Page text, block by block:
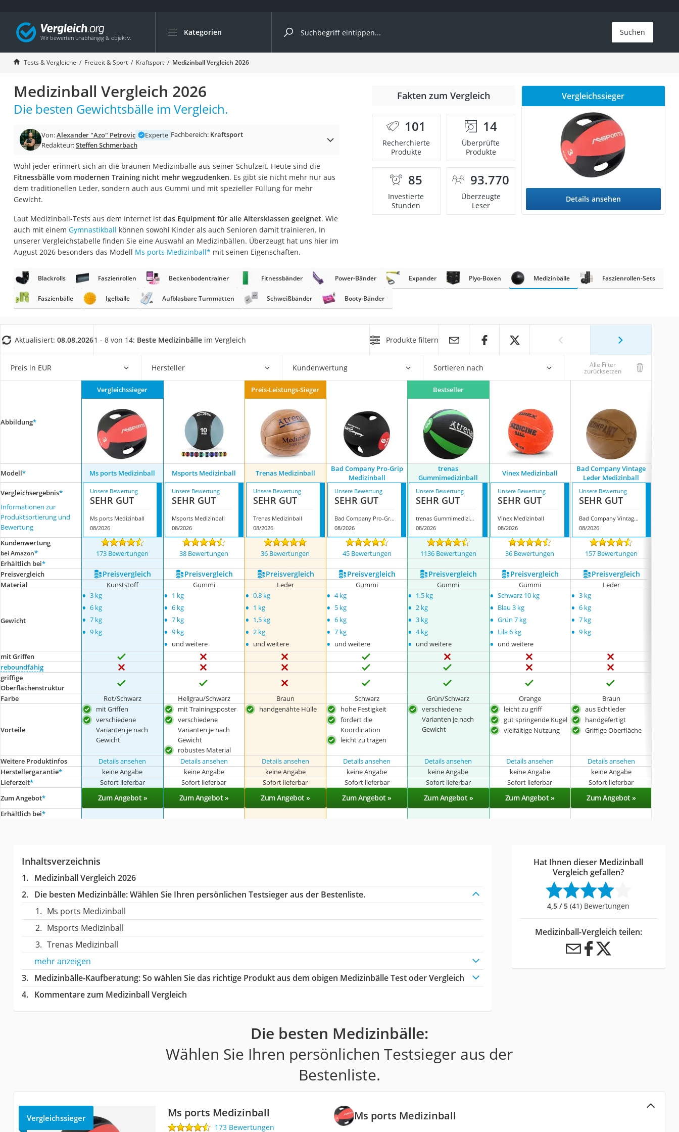
Kategorien
Die beliebtesten Vergleiche nach Kategorie
Freizeit & Sport
Gartentrampolin
Trampolin
Metalldetektor
Eufab-Fahrradträger
Trampolin 366 cm
Aluminium-Koffer
Futterboot
E-Bike-Dreirad
Trekkingschuhe Herren
Reisetasche mit Rollen
Koffer
Nachtsichtgerät
Wanderschuhe Herren
Sicherheitsweste Reiten
Suchen
Tests & Vergleiche Freizeit & Sport Kraftsport Medizinball Vergleich 2026
Medizinball Vergleich 2026
Die besten Gewichtsbälle im Vergleich.
Von:Alexander "Azo" Petrovic Experte Fachbereich: Kraftsport
Redakteur:Steffen Schmerbach
Wohl jeder erinnert sich an die braunen Medizinbälle aus seiner Schulzeit. Heute sind die
Fitnessbälle vom modernen Training nicht mehr wegzudenken. Es gibt sie nicht mehr nur aus
dem traditionellen Leder, sondern auch aus Gummi und mit spezieller Füllung für mehr
Gewicht.
Laut Medizinball-Tests aus dem Internet ist das Equipment für alle Altersklassen geeignet. Wie
auch mit einem Gymnastikball können sowohl Kinder als auch Senioren damit trainieren. In
unserer Vergleichstabelle finden Sie eine Auswahl an Medizinbällen. Überzeugt hat uns hier im
August 2026 besonders das Modell Ms ports Medizinball* mit seinen Eigenschaften.
Fakten zum Vergleich
101
Recherchierte
Produkte
14
Überprüfte
Produkte
85
Investierte
Stunden
93.770
Überzeugte
Leser
Vergleichssieger
Details ansehen
Blackrolls Faszienrollen Beckenbodentrainer Fitnessbänder Power-Bänder Expander Plyo-Boxen Medizinbälle Faszienrollen-Sets
Faszienbälle Igelbälle Aufblasbare Turnmatten Schweißbänder Booty-Bänder
Aktualisiert: 08.08.20261 - 8 von 14: Beste Medizinbälle im Vergleich Produkte filtern
Preis in EUR Hersteller Kundenwertung Sortieren nach Alle Filter
zurücksetzen
Abbildung*
Vergleichssieger Preis-Leistungs-Sieger Bestseller
Modell* Ms ports Medizinball Msports Medizinball Trenas Medizinball
Bad Company Pro-Grip
Medizinball
trenas
Gummimedizinball
Vinex Medizinball
Bad Company Vintage
Leder Medizinball
Vergleichsergebnis*
Informationen zur
Produktsortierung und
Bewertung
Unsere Bewertung
SEHR GUT
Ms ports Medizinball
08/2026
Unsere Bewertung
SEHR GUT
Msports Medizinball
08/2026
Unsere Bewertung
SEHR GUT
Trenas Medizinball
08/2026
Unsere Bewertung
SEHR GUT
Bad Company Pro-Grip Medizinball
08/2026
Unsere Bewertung
SEHR GUT
trenas Gummimedizinball
08/2026
Unsere Bewertung
SEHR GUT
Vinex Medizinball
08/2026
Unsere Bewertung
SEHR GUT
Bad Company Vintage Leder Medizinball
08/2026
Kundenwertung
bei Amazon* 173 Bewertungen 38 Bewertungen 36 Bewertungen 45 Bewertungen 1136 Bewertungen 36 Bewertungen 157 Bewertungen
Erhältlich bei*
Preis­vergleich
Preis­vergleich Preis­vergleich Preis­vergleich Preis­vergleich Preis­vergleich Preis­vergleich Preis­vergleich
Material Kunststoff Gummi Leder Gummi Gummi Gummi Leder
Gewicht
• 3 kg
• 6 kg
• 7 kg
• 9 kg
• 1 kg
• 6 kg
• 7 kg
• 9 kg
• und weitere
• 0,8 kg
• 1 kg
• 1,5 kg
• 2 kg
• und weitere
• 4 kg
• 5 kg
• 6 kg
• 7 kg
• und weitere
• 1,5 kg
• 2 kg
• 3 kg
• 4 kg
• und weitere
• Schwarz 10 kg
• Blau 3 kg
• Grün 7 kg
• Lila 6 kg
• und weitere
• 3 kg
• 6 kg
• 7 kg
• 9 kg
mit Griffen
reboundfähig
griffige
Oberflächenstruktur
Farbe
Rot/Schwarz Hellgrau/Schwarz Braun Schwarz Grün/Schwarz Orange Braun
Vorteile
mit Griffen
verschiedene
Varianten je nach
Gewicht
mit Trainingsposter
verschiedene
Varianten je nach
Gewicht
robustes Material
handgenähte Hülle
hohe Festigkeit
fördert die
Koordination
leicht zu tragen
verschiedene
Varianten je nach
Gewicht
leicht zu griff
gut springende Kugel
vielfältige Nutzung
aus Echtleder
handgefertigt
Griffige Oberfläche
Weitere Produktinfos
Details ansehen Details ansehen Details ansehen Details ansehen Details ansehen Details ansehen
Details ansehen
Herstellergarantie* keine Angabe keine Angabe keine Angabe keine Angabe keine Angabe keine Angabe
keine Angabe
Lieferzeit* Sofort lieferbar Sofort lieferbar Sofort lieferbar Sofort lieferbar Sofort lieferbar Sofort lieferbar Sofort lieferbar
Zum Angebot* Zum Angebot » Zum Angebot » Zum Angebot » Zum Angebot » Zum Angebot » Zum Angebot » Zum Angebot »
Erhältlich bei*
Inhaltsverzeichnis
Medizinball Vergleich 2026
Die besten Medizinbälle:Wählen Sie Ihren persönlichen Testsieger aus der Bestenliste.
Ms ports Medizinball
Msports Medizinball
Trenas Medizinball
mehr anzeigen
Medizinbälle-Kaufberatung: So wählen Sie das richtige Produkt aus dem obigen Medizinbälle Test oder Vergleich
Kommentare zum Medizinball Vergleich
Hat Ihnen dieser Medizinball
Vergleich gefallen?
4,5 / 5 (41) Bewertungen
Medizinball-Vergleich teilen:
Die besten Medizinbälle:
Wählen Sie Ihren persönlichen Testsieger aus der
Bestenliste.
Ms ports Medizinball
Vergleichssieger Ms ports Medizinball
173 Bewertungen